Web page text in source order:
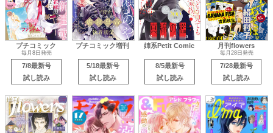
プチコミック
毎月8日発売
7/8最新号
試し読み
プチコミック増刊
5/18最新号
試し読み
姉系Petit Comic
8/5最新号
試し読み
月刊flowers
毎月28日発売
7/28最新号
試し読み